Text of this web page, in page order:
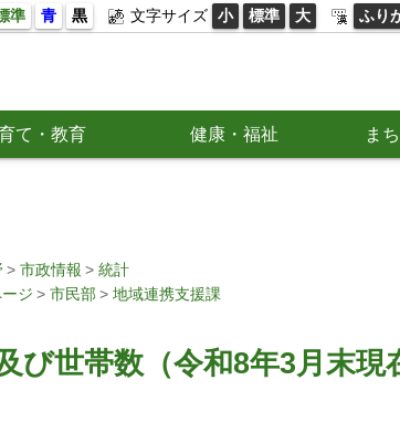
準 青 黒 文字サイズ 小 標準 大 ふり
て・教育 健康・福祉 ま
市政情報
統計
ジ 市民部 地域連携支援課
び世帯数（令和8年3月末現